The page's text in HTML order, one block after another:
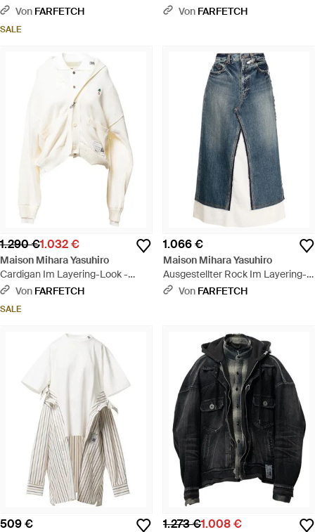
BlauVon FARFETCH
SALE
Look - Schwarz
Von FARFETCH
1.290 €1.032 €
Maison Mihara Yasuhiro
Cardigan Im Layering-Look -
WeißVon FARFETCH
SALE
1.066 €
Maison Mihara Yasuhiro
Ausgestellter Rock Im Layering-
Look - Blau
Von FARFETCH
509 € 1.273 €1.008 €